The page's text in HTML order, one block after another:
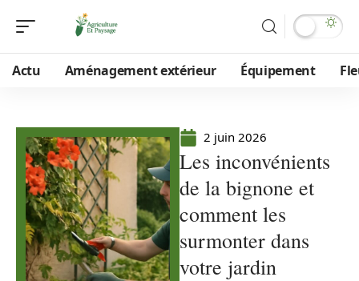
Actu Aménagement extérieur Équipement
2 juin 2026
Les inconvénients
de la bignone et
comment les
surmonter dans
votre jardin